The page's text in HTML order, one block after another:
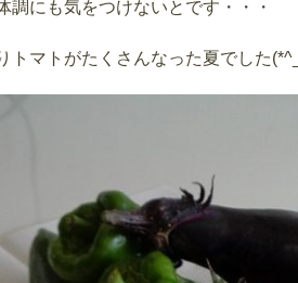
調にも気をつけないとです・・・
トマトがたくさんなった夏でした